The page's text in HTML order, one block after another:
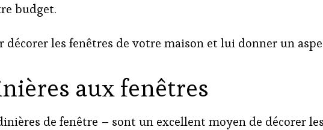
budget.
décorer les fenêtres de votre maison et lui donner un
aux fenêtres
de fenêtre – sont un excellent moyen de décorer